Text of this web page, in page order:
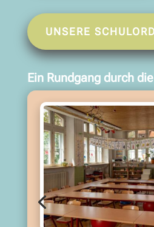
UNSERE
Ein Rundgang durch